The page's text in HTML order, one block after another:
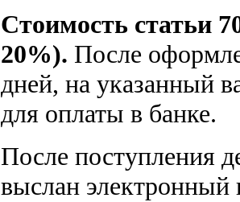
Стоимость статьи
20%). После
дней, на указанный
для оплаты в банке.
После поступления
выслан электронный